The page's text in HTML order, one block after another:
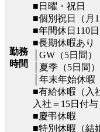
勤務
時間
■日曜・祝日
■個別祝日（月1
■年間休日110日
■長期休暇あり
│GW（5日間）
│夏季（5日間）
│年末年始休暇
■有給休暇（入
入社＝15日付与
■慶弔休暇
■特別休暇（結